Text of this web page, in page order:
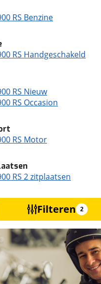
RS Benzine
RS Handgeschakeld
RS Nieuw
RS Occasion
RS Motor
RS 2 zitplaatsen
Filteren 2